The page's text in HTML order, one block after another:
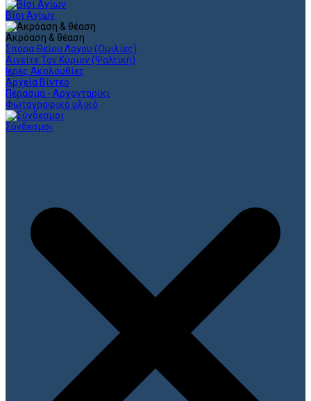
Βίοι Αγίων
Ακρόαση & θέαση
Σπορά Θείου Λόγου (Ομιλίες)
Αινείτε Τον Κύριον (Ψαλτική)
Ιερές Ακολουθίες
Αρχεία Βίντεο
Πέρασμα - Αρχονταρίκι
Φωτογραφικό υλικό
Σύνδεσμοι